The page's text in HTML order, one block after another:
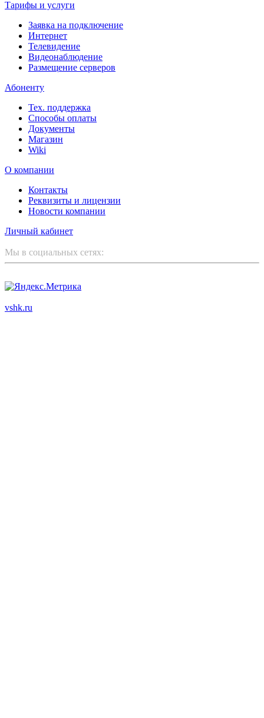
Тарифы и услуги
Заявка на подключение
Интернет
Телевидение
Видеонаблюдение
Размещение серверов
Абоненту
Тех. поддержка
Способы оплаты
Документы
Магазин
Wiki
О компании
Контакты
Реквизиты и лицензии
Новости компании
Личный кабинет
Мы в социальных сетях:
vshk.ru